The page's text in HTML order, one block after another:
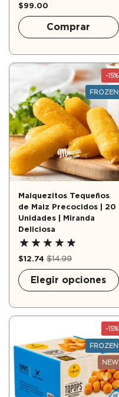
$99.00
Comprar
Maiquezitos Tequeños
de Maiz Precocidos | 20
Unidades | Miranda
Deliciosa
$12.74 $14.99
Elegir opciones
-15%
FROZEN
-15%
FROZEN
NEW